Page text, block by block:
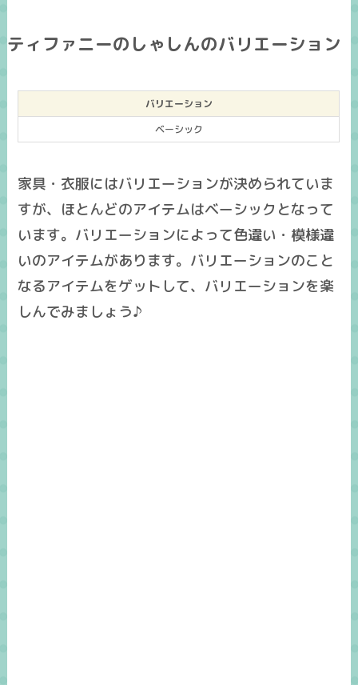
ティファニーのしゃしんのバリエーション
バリエーション
ベーシック
家具・衣服にはバリエーションが決められていま
すが、ほとんどのアイテムはベーシックとなって
います。バリエーションによって色違い・模様違
いのアイテムがあります。バリエーションのこと
なるアイテムをゲットして、バリエーションを楽
しんでみましょう♪